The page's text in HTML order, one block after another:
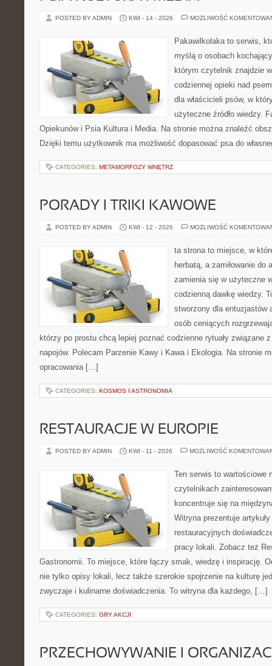
POSTED BY ADMIN KWI - 14 - 2026 MOŻLIWOŚĆ
Pakawilkolaka to serwis,
myślą o osobach
którym czytelnik znajdzie
codziennej opieki nad
dla właścicieli psów, w
użyteczne źródło wiedzy.
Opiekunów i Psia Kultura i Media. Na stronie można znaleźć
Dzięki temu użytkownik ma możliwość dopasować psa do
CATEGORIES: METAMORFOZY WNĘTRZ
PORADY I TRIKI KAWOWE
POSTED BY ADMIN KWI - 12 - 2026 MOŻLIWOŚĆ
ta strona to miejsce, w
herbatą, a zamiłowanie do
zamienia się w użyteczne
codzienną dawkę wiedzy.
stworzony dla entuzjastów
osób ceniących
którzy po prostu chcą lepiej poznać codzienne rytuały związane
napojów. Polecam Parzenie Kawy i Kawa i Ekologia. Na stronie
opracowania […]
CATEGORIES: KOSMOS I ASTRONOMIA
RESTAURACJE W EUROPIE
POSTED BY ADMIN KWI - 11 - 2026 MOŻLIWOŚĆ
Ten serwis to wartościowe
czytelnikach
koncentruje się na
Witryna prezentuje
restauracyjnych
pracy lokali. Zobacz też
Gastronomii. To miejsce, które łączy smak, wiedzę i inspirację.
nie tylko opisy lokali, lecz także szerokie spojrzenie na kulturę
zwyczaje i kulinarne doświadczenia. To witryna dla każdego, […]
CATEGORIES: GRY AKCJI
PRZECHOWYWANIE I